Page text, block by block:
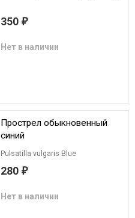
350 ₽
Нет в наличии
Прострел обыкновенный
синий
Pulsatilla vulgaris Blue
280 ₽
Нет в наличии